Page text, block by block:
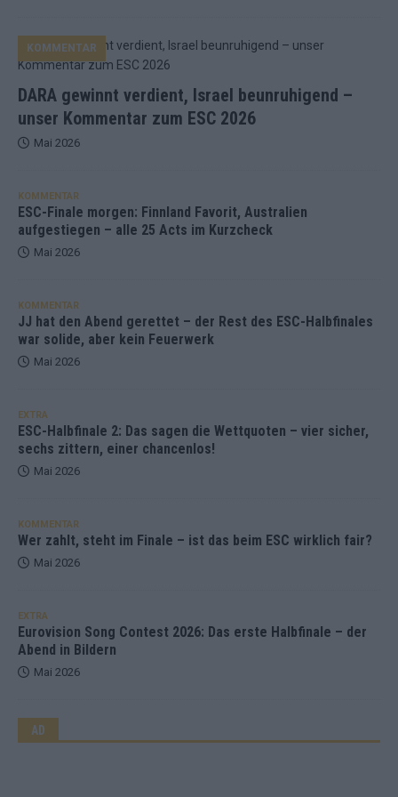
DARA gewinnt verdient, Israel beunruhigend –
unser Kommentar zum ESC 2026
KOMMENTAR
Mai 2026
KOMMENTAR
ESC-Finale morgen: Finnland Favorit, Australien
aufgestiegen – alle 25 Acts im Kurzcheck
Mai 2026
KOMMENTAR
JJ hat den Abend gerettet – der Rest des ESC-Halbfinales
war solide, aber kein Feuerwerk
Mai 2026
EXTRA
ESC-Halbfinale 2: Das sagen die Wettquoten – vier sicher,
sechs zittern, einer chancenlos!
Mai 2026
KOMMENTAR
Wer zahlt, steht im Finale – ist das beim ESC wirklich fair?
Mai 2026
EXTRA
Eurovision Song Contest 2026: Das erste Halbfinale – der
Abend in Bildern
Mai 2026
AD